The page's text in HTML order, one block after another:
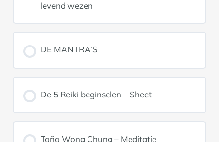
levend wezen
DE MANTRA’S
De 5 Reiki beginselen – Sheet
Toña Wong Chung – Meditatie